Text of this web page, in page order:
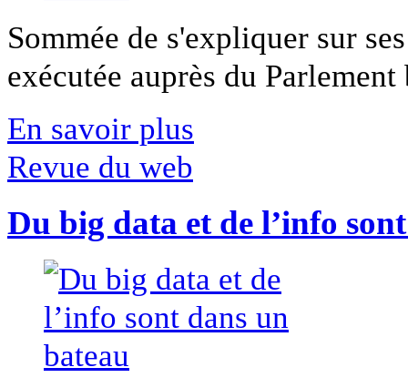
Sommée de s'expliquer sur
exécutée auprès du
En savoir plus
Revue du web
Du big data et de l’info